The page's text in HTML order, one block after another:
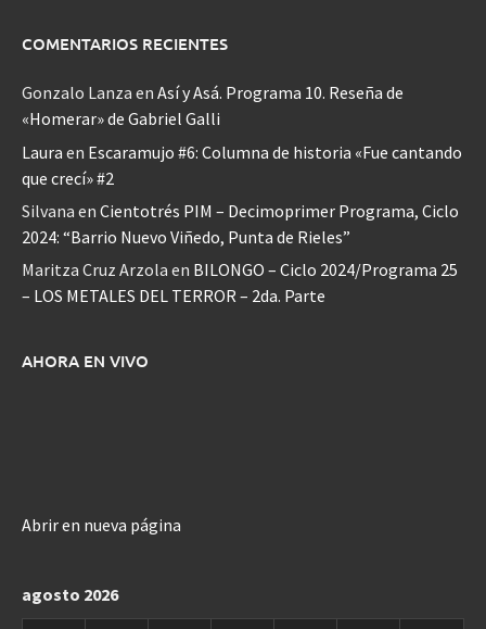
COMENTARIOS RECIENTES
Gonzalo Lanza en Así y Asá. Programa 10. Reseña de
«Homerar» de Gabriel Galli
Laura en Escaramujo #6: Columna de historia «Fue cantando
que crecí» #2
Silvana en Cientotrés PIM – Decimoprimer Programa, Ciclo
2024: “Barrio Nuevo Viñedo, Punta de Rieles”
Maritza Cruz Arzola en BILONGO – Ciclo 2024/Programa 25
– LOS METALES DEL TERROR – 2da. Parte
AHORA EN VIVO
Abrir en nueva página
agosto 2026